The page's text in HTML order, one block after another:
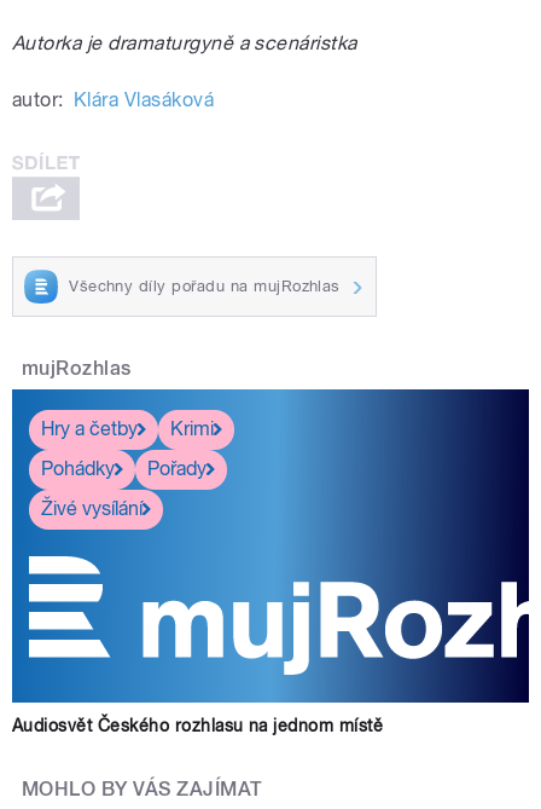
Autorka je dramaturgyně a scenáristka
autor: Klára Vlasáková
Všechny díly pořadu na mujRozhlas
mujRozhlas
Hry a četby
Krimi
Pohádky
Pořady
Živé vysílání
Audiosvět Českého rozhlasu na jednom místě
MOHLO BY VÁS ZAJÍMAT